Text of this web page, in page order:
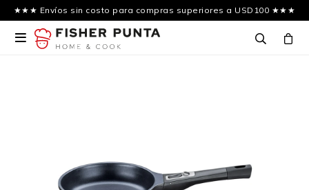
★★★ Envíos sin costo para compras superiores a USD100 ★★★
